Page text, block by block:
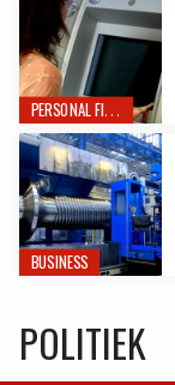
PERSONAL FINANCE
BUSINESS
POLITIEK